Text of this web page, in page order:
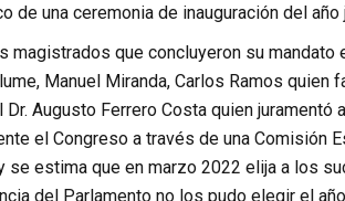
de una ceremonia de inauguración del
magistrados que concluyeron su
Manuel Miranda, Carlos Ramos
Augusto Ferrero Costa quien
el Congreso a través de una Comisión
estima que en marzo 2022 elija a los
del Parlamento no los pudo elegir el